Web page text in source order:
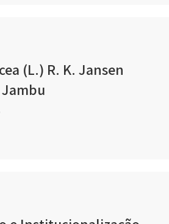
(L.) R. K. Jansen